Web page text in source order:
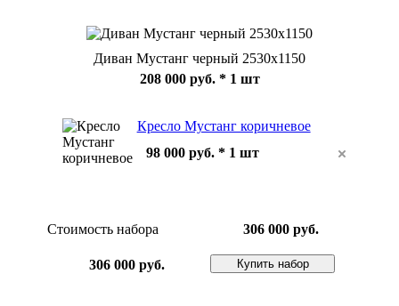
Диван Мустанг черный 2530х1150
208 000 руб.* 1 шт
Кресло Мустанг коричневое
98 000 руб. * 1 шт
Стоимость набора 306 000 руб.
306 000 руб. Купить набор